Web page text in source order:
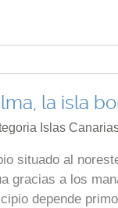
la isla
Islas
situado al
gracias a los
depende